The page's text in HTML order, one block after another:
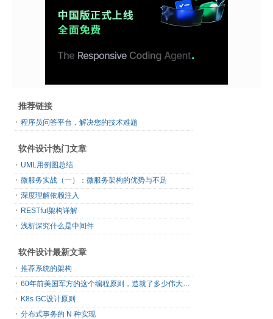
推荐链接
程序员问答平台，解决您的技术难题
软件设计热门文章
UML用例图总结
微服务实战（一）：微服务架构的优势与不足
深度理解依赖注入
RESTful架构详解
浅析深究什么是中间件
软件设计最新文章
推荐系统的架构
60年前美国军方的这个编程原则，造就了多少伟大的框架
K8s GC设计原则
分布式事务的 N 种实现